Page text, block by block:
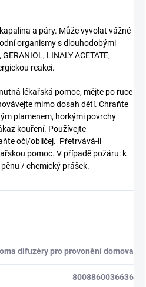
a páry. Může vyvolat vážné
organismy s dlouhodobými
LINALY ACETATE,
reakci.
lékařská pomoc, mějte po ruce
mimo dosah dětí. Chraňte
plamenem, horkými povrchy
kouření. Používejte
oči/obličej. Přetrvává-li
pomoc. V případě požáru: k
/ chemický prášek.
difuzéry pro provonění domova
8008860036636